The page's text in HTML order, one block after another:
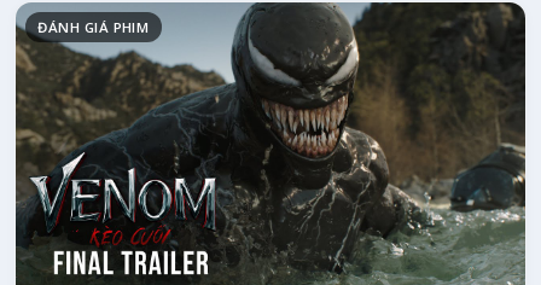
ĐÁNH GIÁ PHIM